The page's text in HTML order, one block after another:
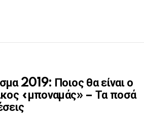
2019: Ποιος θα είναι ο
«μποναμάς» – Τα ποσά